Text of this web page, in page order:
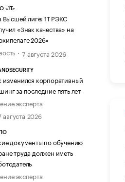
«1Т»
Высшей лиге: 1Т РЭКС
«Знак качества» на
2026»
7 августа 2026
изменился корпоративный
за последние пять лет
эксперта
августа 2026
документы по обучению
труда должен иметь
эксперта